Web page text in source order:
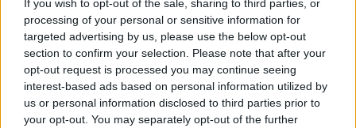
If you wish to opt-out of the sale, sharing to third parties, or
processing of your personal or sensitive information for
targeted advertising by us, please use the below opt-out
section to confirm your selection. Please note that after your
opt-out request is processed you may continue seeing
interest-based ads based on personal information utilized by
us or personal information disclosed to third parties prior to
your opt-out. You may separately opt-out of the further
Χρήστος Δάντης: «Δεν περίμενα την αχαριστία, 22 χρόνια
μετά και συνάδελφοι προσπαθούν να ξεχάσουν ότι
έγραψα αυτό το τραγούδι»
22:14
Ξεκινούν τα δοκιμαστικά δρομολόγια της επέκτασης του
Μετρό Θεσσαλονίκης